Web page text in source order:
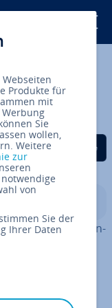
Ab­we­
– so
teilen
teilen
Auf LinkedIn
es, andere zu in­
er­reich­bar
Thun­der­bird
erklären
Produkte für
mit
Sie
wollen,
Weitere
zur
von
Sie der
Ihrer Daten